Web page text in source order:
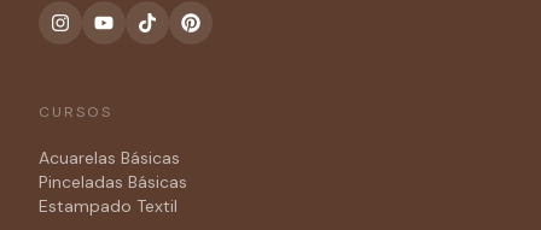
CURSOS
Acuarelas Básicas
Pinceladas Básicas
Estampado Textil